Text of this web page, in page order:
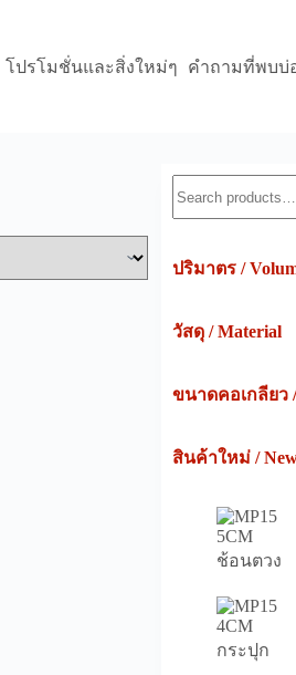
โปรโมชั่นและสิ่งใหม่ๆ คำถามที่พบบ่
ปริมาตร /
วัสดุ / Material
ขนาดคอเกลียว /
สินค้าใหม่ /